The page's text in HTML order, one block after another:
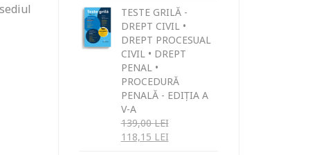
TESTE GRILĂ -
DREPT CIVIL •
DREPT PROCESUAL
CIVIL • DREPT
PENAL •
PROCEDURĂ
PENALĂ - EDIȚIA A
V-A
139,00LEI
118,15 LEI